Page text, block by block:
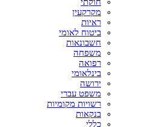
מקרקעין
ראיות
ביטוח לאומי
חשבונאות
משפחה
רפואה
בינלאומי
ירושה
משפט עברי
רשויות מקומיות
בנקאות
כללי